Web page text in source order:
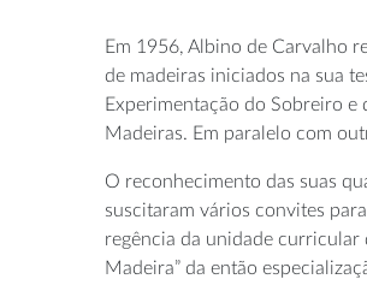
Em 1956, Albino de Carvalho
de madeiras iniciados na sua
Experimentação do Sobreiro e
Madeiras. Em paralelo com
O reconhecimento das suas
suscitaram vários convites
regência da unidade curricular
Madeira” da então